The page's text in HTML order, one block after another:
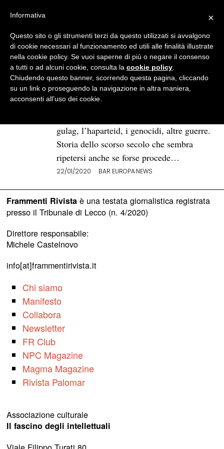
BROWSE TAG
grazia
L'unico gradiente di umanità |
Bar Europa
Senza contare ciò che è stato prima. Due
gulag, l’haparteid, i genocidi, altre guerre.
Storia dello scorso secolo che sembra
ripetersi anche se forse procede…
22/01/2020 BAR EUROPA·NEWS
Frammenti Rivistaè una testata giornalistica registrata
presso il Tribunale di Lecco (n. 4/2020)
Direttore responsabile:
Michele Castelnovo
info[at]frammentirivista.it
Chi siamo
Manifesto
Collabora
Newsletter
FR Club
NPC Magazine
Magma Magazine
Rivista Palomar
Associazione culturale
Il fascino degli intellettuali
×
Informativa
Questo sito o gli strumenti terzi da questo utilizzati si avvalgono
di cookie necessari al funzionamento ed utili alle finalità illustrate
nella cookie policy. Se vuoi saperne di più o negare il consenso
a tutti o ad alcuni cookie, consulta la cookie policy
Chiudendo questo banner, scorrendo questa pagina, cliccando
su un link o proseguendo la navigazione in altra maniera,
acconsenti all’uso dei cookie.